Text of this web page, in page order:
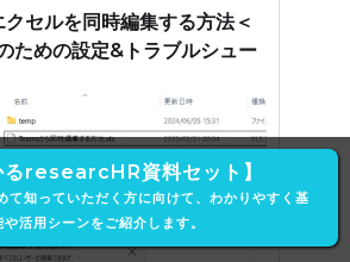
セルを同時編集する方法＜
ための設定&トラブルシュー
るresearcHR資料セット】
知っていただく方に向けて、わかりやすく基
や活用シーンをご紹介します。